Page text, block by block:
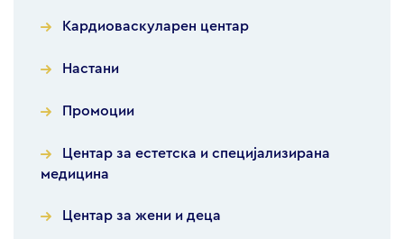
Кардиоваскуларен центар
Настани
Промоции
Центар за естетска и специјализирана
медицина
Центар за жени и деца